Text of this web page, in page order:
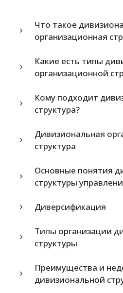
Что такое
организационная
Какие есть типы
организационной
Кому подходит
структура?
Дивизиональная
структура
Основные понятия
структуры
Диверсификация
Типы организации
структуры
Преимущества и
дивизиональной